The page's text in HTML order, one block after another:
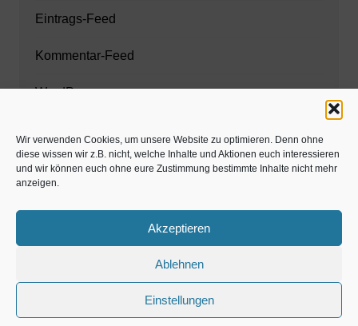
Wir verwenden Cookies, um unsere Website zu optimieren. Denn ohne
diese wissen wir z.B. nicht, welche Inhalte und Aktionen euch interessieren
und wir können euch ohne eure Zustimmung bestimmte Inhalte nicht mehr
anzeigen.
Akzeptieren
Ablehnen
Einstellungen
Eintrags-Feed
Kommentar-Feed
WordPress.org
Zahnarzt München
www.estaregistrierung.org – ESTA
©familös - dieTestfamilie -